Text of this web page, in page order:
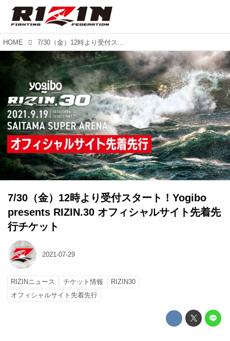
HOME 7/30（金）12時より受付スタート！Yogibo presents RIZIN.30 オフィシャルサイト先着先行チケット
7/30（金）12時より受付スタート！Yogibo
presents RIZIN.30 オフィシャルサイト先着先
行チケット
2021-07-29
RIZINニュース チケット情報
RIZIN30
オフィシャルサイト先着先行